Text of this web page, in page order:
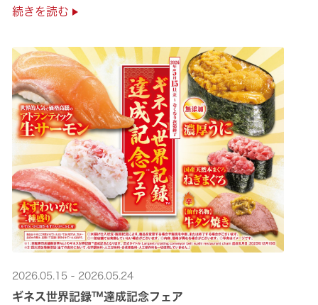
続きを読む
2026.05.15 - 2026.05.24
ギネス世界記録™達成記念フェア